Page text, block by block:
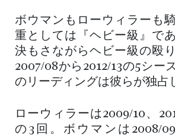
ボウマンもローウィラーも
重としては『ヘビー級』で
決もさながらヘビー級の殴
2007/08から2012/13の5シー
のリーディングは彼らが独占
ローウィラーは2009/10、
の3回。ボウマンは2008/